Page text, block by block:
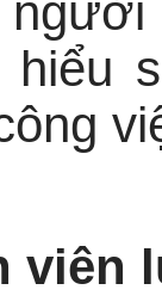
hiểu
viên